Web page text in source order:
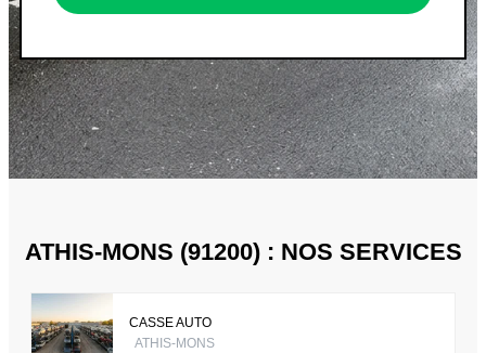
ATHIS-MONS (91200) : NOS SERVICES
CASSE AUTO
ATHIS-MONS